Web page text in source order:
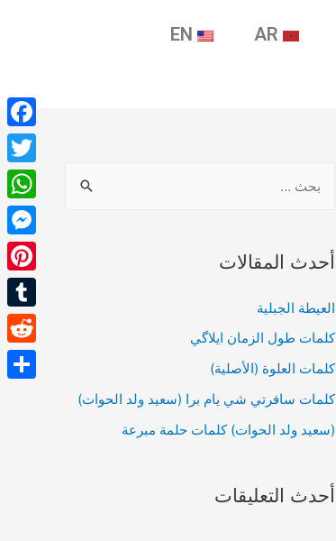
AR
EN
أحدث المقالات
العيطة الجبلية
كلمات طول الزمان ايلاگي
كلمات العلوة (الأصلية)
كلمات سافرتي شي يام برا (سعيد ولد الحوات)
(سعيد ولد الحوات) كلمات حلمة مبرعة
أحدث التعليقات